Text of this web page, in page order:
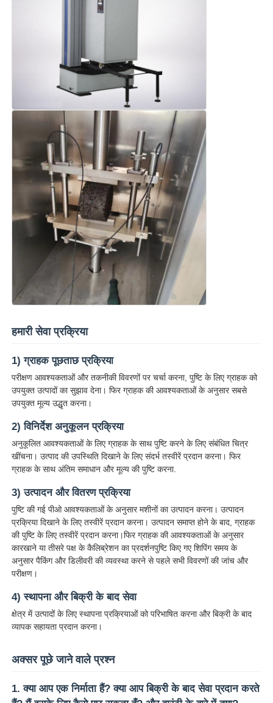
हमारी सेवा प्रक्रिया
1) ग्राहक पूछताछ प्रक्रिया
परीक्षण आवश्यकताओं और तकनीकी विवरणों पर चर्चा करना, पुष्टि के लिए ग्राहक को
उपयुक्त उत्पादों का सुझाव देना। फिर ग्राहक की आवश्यकताओं के अनुसार सबसे
उपयुक्त मूल्य उद्धृत करना।
2) विनिर्देश अनुकूलन प्रक्रिया
अनुकूलित आवश्यकताओं के लिए ग्राहक के साथ पुष्टि करने के लिए संबंधित चित्र
खींचना। उत्पाद की उपस्थिति दिखाने के लिए संदर्भ तस्वीरें प्रदान करना। फिर
ग्राहक के साथ अंतिम समाधान और मूल्य की पुष्टि करना.
3) उत्पादन और वितरण प्रक्रिया
पुष्टि की गई पीओ आवश्यकताओं के अनुसार मशीनों का उत्पादन करना। उत्पादन
प्रक्रिया दिखाने के लिए तस्वीरें प्रदान करना। उत्पादन समाप्त होने के बाद, ग्राहक
की पुष्टि के लिए तस्वीरें प्रदान करना।फिर ग्राहक की आवश्यकताओं के अनुसार
कारखाने या तीसरे पक्ष के कैलिब्रेशन का प्रदर्शनपुष्टि किए गए शिपिंग समय के
अनुसार पैकिंग और डिलीवरी की व्यवस्था करने से पहले सभी विवरणों की जांच और
परीक्षण।
4) स्थापना और बिक्री के बाद सेवा
क्षेत्र में उत्पादों के लिए स्थापना प्रक्रियाओं को परिभाषित करना और बिक्री के बाद
व्यापक सहायता प्रदान करना।
अक्सर पूछे जाने वाले प्रश्न
1. क्या आप एक निर्माता हैं? क्या आप बिक्री के बाद सेवा प्रदान करते